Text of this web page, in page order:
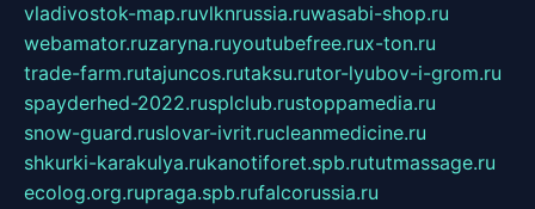
vladivostok-map.ruvlknrussia.ruwasabi-shop.ru
webamator.ruzaryna.ruyoutubefree.rux-ton.ru
trade-farm.rutajuncos.rutaksu.rutor-lyubov-i-grom.ru
spayderhed-2022.rusplclub.rustoppamedia.ru
snow-guard.ruslovar-ivrit.rucleanmedicine.ru
shkurki-karakulya.rukanotiforet.spb.rututmassage.ru
ecolog.org.rupraga.spb.rufalcorussia.ru